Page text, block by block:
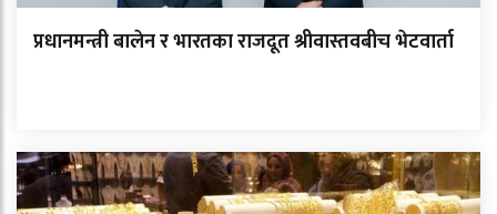
प्रधानमन्त्री बालेन र भारतका राजदूत श्रीवास्तवबीच भेटवार्ता